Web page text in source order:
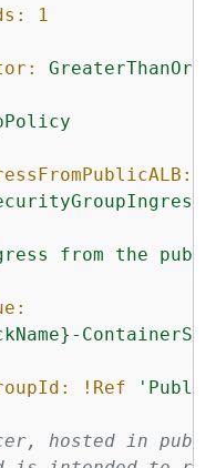
1
from the
!Ref
hosted in